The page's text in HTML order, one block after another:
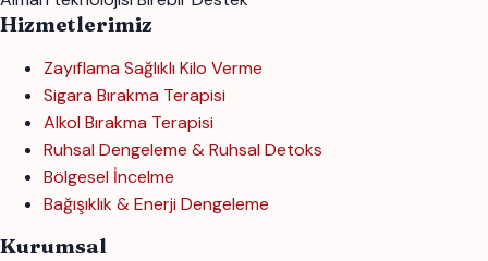
Hizmetlerimiz
Zayıflama Sağlıklı Kilo Verme
Sigara Bırakma Terapisi
Alkol Bırakma Terapisi
Ruhsal Dengeleme & Ruhsal Detoks
Bölgesel İncelme
Bağışıklık & Enerji Dengeleme
Kurumsal